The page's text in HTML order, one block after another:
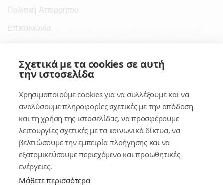
Πολιτική Απορρήτου
Επικοινωνία
Σύνδεσμοι
Κέντρο Γνώσης
Πλατφόρμα
Εγγραφή
Για δημοσίους υπαλλήλους
Σχετικά με τα cookies σε αυτή
την ιστοσελίδα
Χρησιμοποιούμε cookies για να συλλέξουμε και να
αναλύσουμε πληροφορίες σχετικές με την απόδοση
και τη χρήση της ιστοσελίδας, να προσφέρουμε
λειτουργίες σχετικές με τα κοινωνικά δίκτυα, να
βελτιώσουμε την εμπειρία πλοήγησης και να
εξατομικεύσουμε περιεχόμενο και προωθητικές
ενέργειες.
Μάθετε περισσότερα